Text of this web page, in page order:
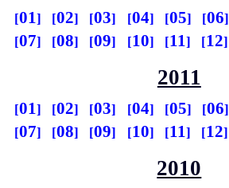
01 02 03 04 05
06
07
08 09 10 11 12
2011
01 02 03 04 05
06
07
08 09 10 11 12
2010